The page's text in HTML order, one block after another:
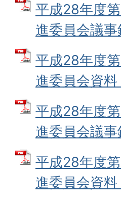
平成28年度
進委員会議
平成28年度
進委員会資
平成28年度
進委員会議
平成28年度
進委員会資